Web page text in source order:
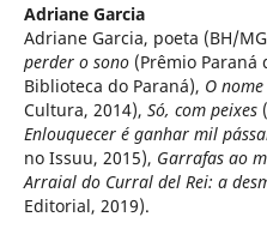
Adriane Garcia
Adriane Garcia, poeta (BH/
perder o sono(Prêmio Paraná
Biblioteca do Paraná), O
Cultura, 2014), Só, com peixes
Enlouquecer é ganhar mil
no Issuu, 2015), Garrafas ao
Arraial do Curral del Rei: a
Editorial, 2019).